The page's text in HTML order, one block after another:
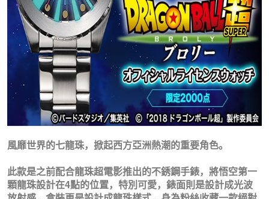
風靡世界的七龍珠，掀起西方亞洲熱潮的重要角色。
此款是之前配合龍珠超電影推出的不銹鋼手錶，將悟空第一
顆龍珠設計在4點的位置，特別可愛，錶面則是設計成光波